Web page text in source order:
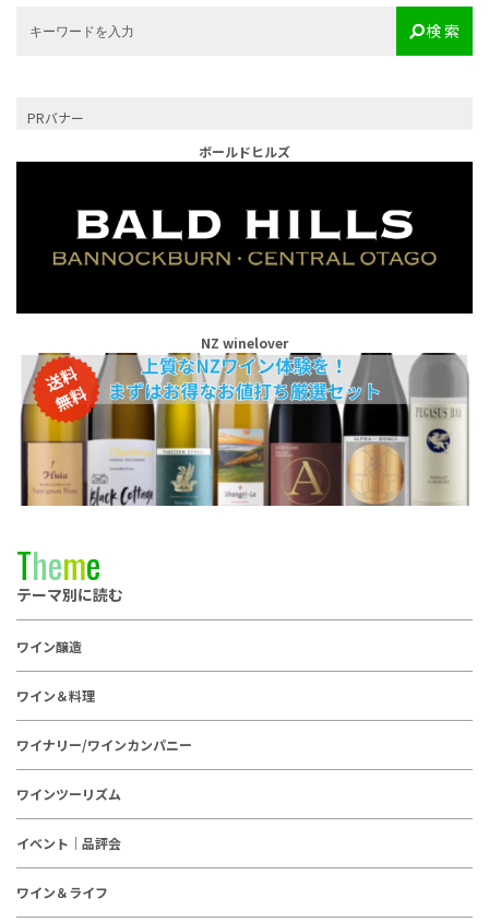
検 索
PRバナー
ボールドヒルズ
NZ winelover
Theme
テーマ別に読む
ワイン醸造
ワイン＆料理
ワイナリー/ワインカンパニー
ワインツーリズム
イベント｜品評会
ワイン＆ライフ